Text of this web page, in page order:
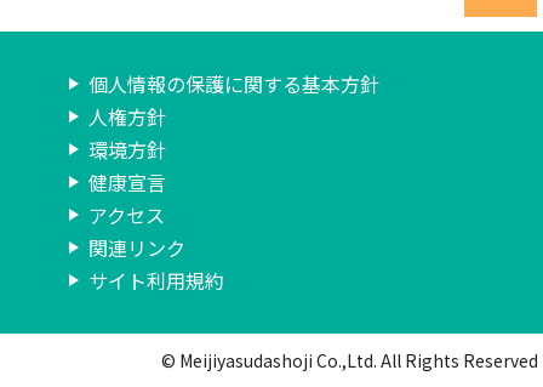
個人情報の保護に関する基本方針
人権方針
環境方針
健康宣言
アクセス
関連リンク
サイト利用規約
© Meijiyasudashoji Co.,Ltd. All Rights Reserved